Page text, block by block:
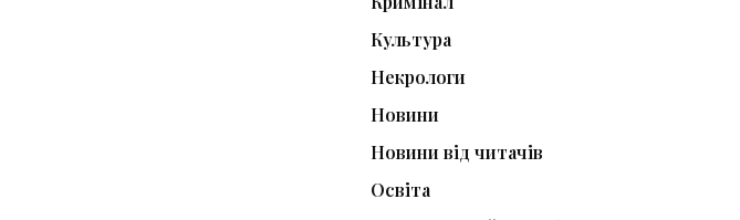
Культура
Некрологи
Новини
Новини від читачів
Освіта